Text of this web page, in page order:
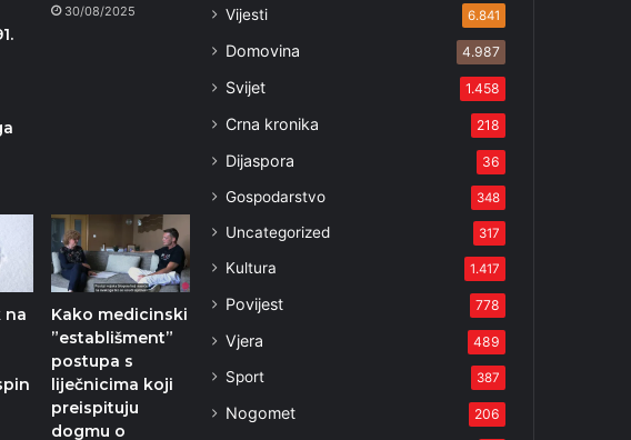
30/08/2025
na
Kako medicinski
”establišment”
postupa s
liječnicima koji
preispituju
dogmu o
Vijesti 6.841
Domovina 4.987
Svijet 1.458
Crna kronika 218
Dijaspora 36
Gospodarstvo 348
Uncategorized 317
Kultura 1.417
Povijest 778
Vjera 489
Sport 387
Nogomet 206